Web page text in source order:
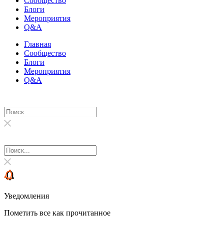
Блоги
Мероприятия
Q&A
Главная
Сообщество
Блоги
Мероприятия
Q&A
Уведомления
Пометить все как прочитанное